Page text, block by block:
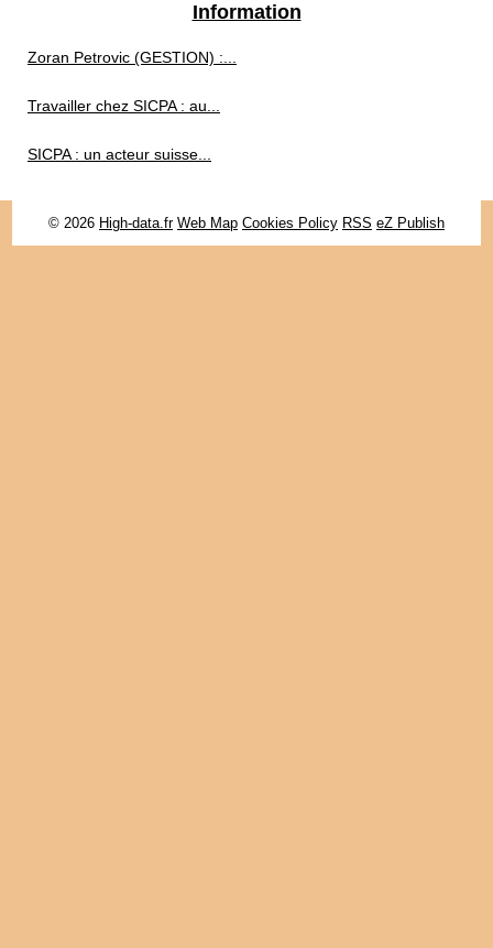
Information
Zoran Petrovic (GESTION) :...
Travailler chez SICPA : au...
SICPA : un acteur suisse...
© 2026 High-data.fr Web Map Cookies Policy RSS eZ Publish